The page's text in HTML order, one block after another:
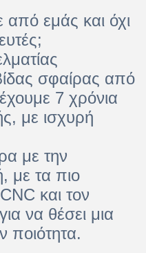
από εμάς και όχι
σφαίρας από
7 χρόνια
με ισχυρή
με την
με τα πιο
και τον
να θέσει μια
ποιότητα.